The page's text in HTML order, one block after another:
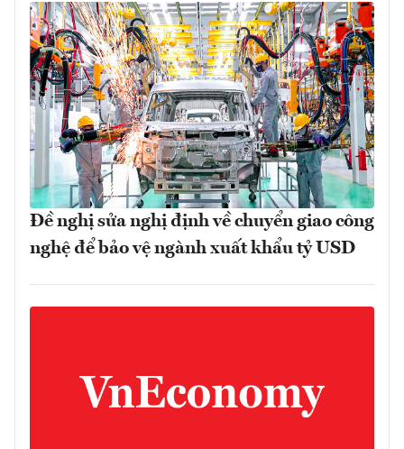
Đề nghị sửa nghị định về chuyển giao công
nghệ để bảo vệ ngành xuất khẩu tỷ USD